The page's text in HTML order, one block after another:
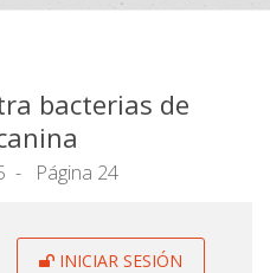
bacterias de
Página 24
INICIAR SESIÓN